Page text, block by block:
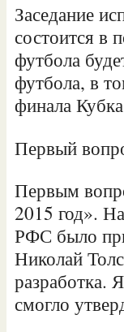
Заседание
состоится в
футбола
футбола, в
финала
Первый
Первым
2015 год».
РФС было
Николай
разработка.
смогло